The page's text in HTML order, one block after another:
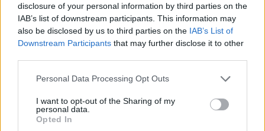
disclosure of your personal information by third parties on the
IAB’s list of downstream participants. This information may
also be disclosed by us to third parties on the IAB’s List of
Downstream Participants that may further disclose it to other
Personal Data Processing Opt Outs
I want to opt-out of the Sharing of my
personal data.
Opted In